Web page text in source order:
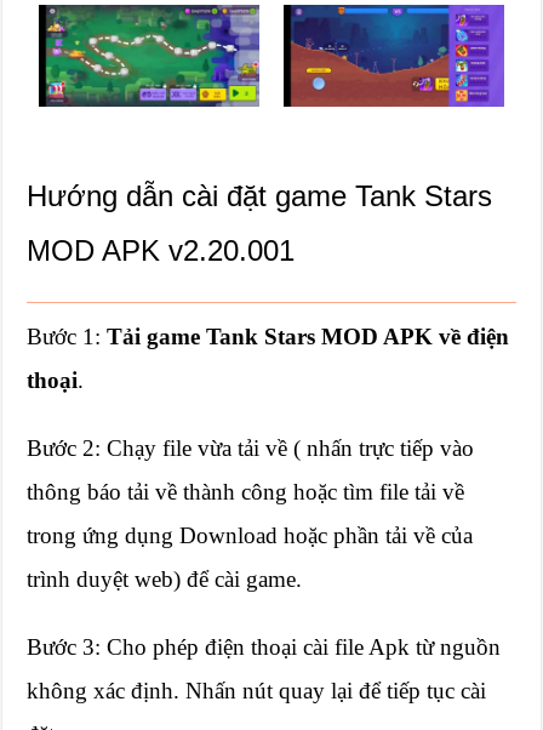
Hướng dẫn cài đặt game Tank Stars
MOD APK v2.20.001
Bước 1:Tải game Tank Stars MOD APK về điện
thoại.
Bước 2: Chạy file vừa tải về ( nhấn trực tiếp vào
thông báo tải về thành công hoặc tìm file tải về
trong ứng dụng Download hoặc phần tải về của
trình duyệt web) để cài game.
Bước 3: Cho phép điện thoại cài file Apk từ nguồn
không xác định. Nhấn nút quay lại để tiếp tục cài